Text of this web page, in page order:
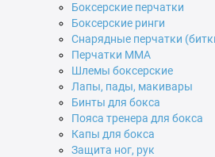
Боксерские перчатки
Боксерские ринги
Снарядные перчатки
Перчатки MMA
Шлемы боксерские
Лапы, пады, макивары
Бинты для бокса
Пояса тренера для бокса
Капы для бокса
Защита ног, рук